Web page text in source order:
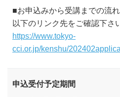
■お申込みから受講までの流
以下のリンク先をご確認下さ
https://www.tokyo-
cci.or.jp/kenshu/
申込受付予定期間